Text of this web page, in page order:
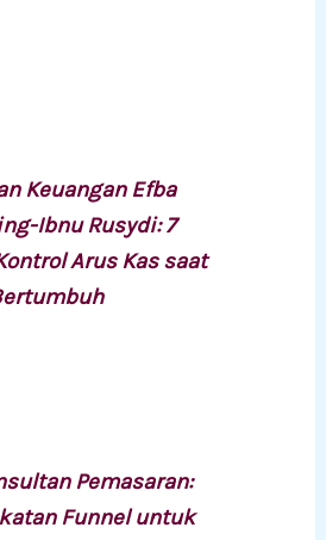
Keuangan Efba
Ibnu Rusydi: 7
Arus Kas saat
Pemasaran:
Funnel untuk